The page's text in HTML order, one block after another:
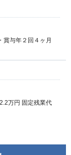
賞与年２回４ヶ月
万円 固定残業代